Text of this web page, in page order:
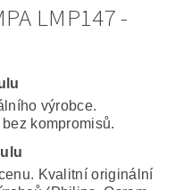
LMP147 -
výrobce.
kompromisů.
Kvalitní originální